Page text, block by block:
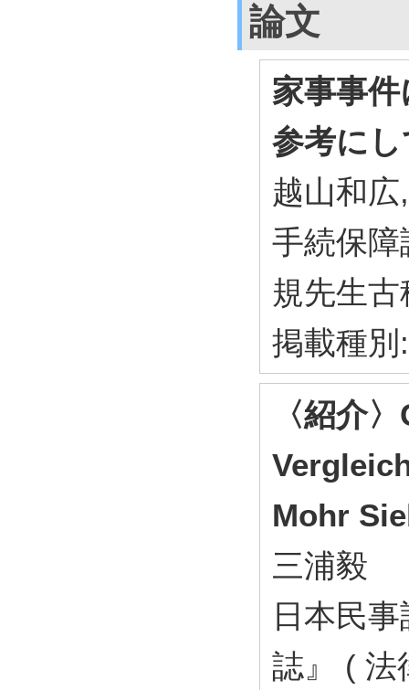
論文
家事事
参考に
越山和
手続保
規先生
掲載種
〈紹介
Mohr
三浦毅
日本民
誌』 (